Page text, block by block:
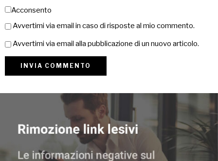
Acconsento
Avvertimi via email in caso di risposte al mio commento.
Avvertimi via email alla pubblicazione di un nuovo articolo.